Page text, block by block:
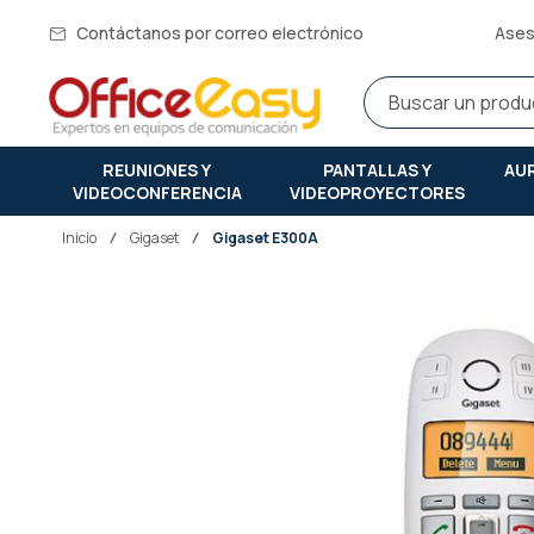
Contáctanos por correo electrónico
REUNIONES Y
VIDEOCONFERENCIA
PANTALLAS Y
VIDEOPROYECTORES
Inicio gigaset Gigaset E300A